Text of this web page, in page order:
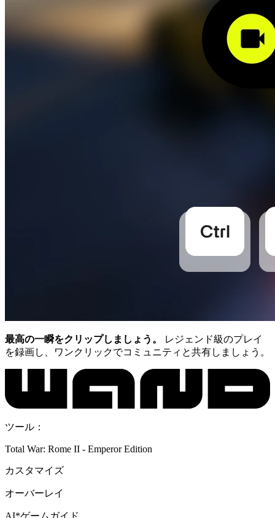
最高の一瞬をクリップしましょう。
レジェンド級のプレイ
を録画し、ワンクリックでコミュニティと共有しましょう。
ツール：
Total War: Rome II - Emperor Edition
カスタマイズ
オーバーレイ
AI*ゲームガイド